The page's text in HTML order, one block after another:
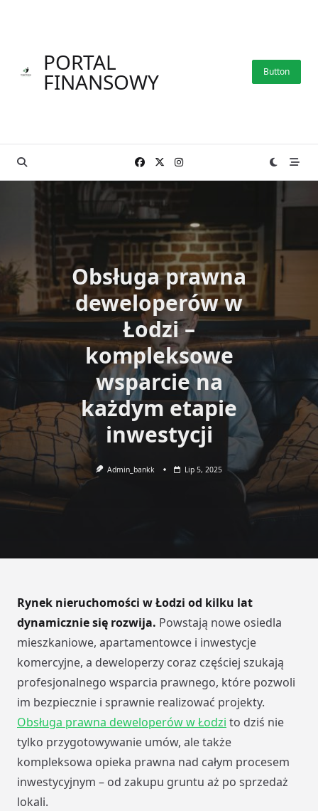
PORTAL
FINANSOWY Button
Obsługa prawna
deweloperów w
Łodzi –
kompleksowe
wsparcie na
każdym etapie
inwestycji
Admin_bankk Lip 5, 2025
Rynek nieruchomości w Łodzi od kilku lat
dynamicznie się rozwija. Powstają nowe osiedla
mieszkaniowe, apartamentowce i inwestycje
komercyjne, a deweloperzy coraz częściej szukają
profesjonalnego wsparcia prawnego, które pozwoli
im bezpiecznie i sprawnie realizować projekty.
Obsługa prawna deweloperów w Łodzi to dziś nie
tylko przygotowywanie umów, ale także
kompleksowa opieka prawna nad całym procesem
inwestycyjnym – od zakupu gruntu aż po sprzedaż
lokali.